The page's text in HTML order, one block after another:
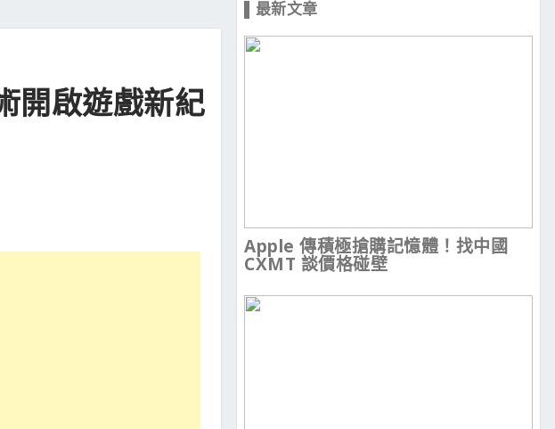
開啟遊戲新紀
▌最新文章
Apple 傳積極搶購記憶體！找中國
CXMT 談價格碰壁